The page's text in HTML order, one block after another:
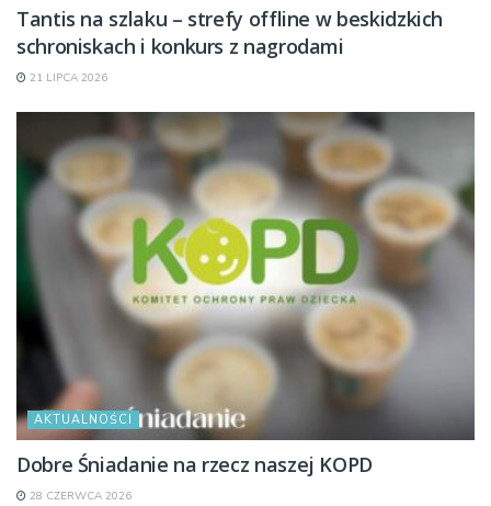
Tantis na szlaku – strefy offline w beskidzkich
schroniskach i konkurs z nagrodami
21 LIPCA 2026
AKTUALNOŚCI
Dobre Śniadanie na rzecz naszej KOPD
28 CZERWCA 2026